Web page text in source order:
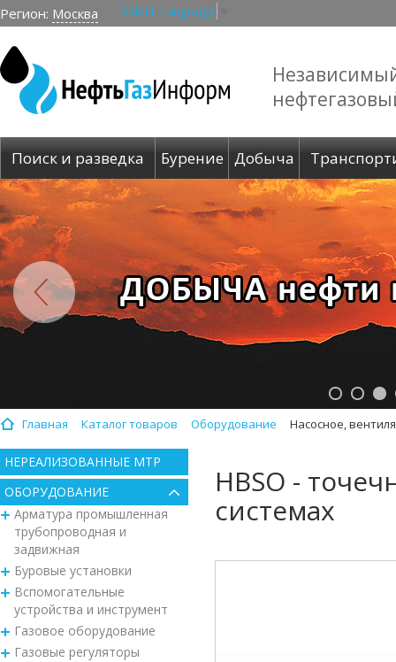
Регион: Москва Select Language
Поиск и разведка Бурение Добыча
Главная Каталог товаров Оборудование Насосное,
НЕРЕАЛИЗОВАННЫЕ МТР
ОБОРУДОВАНИЕ
Арматура промышленная
трубопроводная и
задвижная
Буровые установки
Вспомогательные
устройства и инструмент
Газовое оборудование
Газовые регуляторы
HBSO -
системах